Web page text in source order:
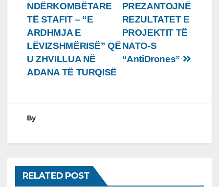
postimet
PREZANTOJNË
REZULTATET E
PROJEKTIT TË
NATO-S
“AntiDrones”
NDËRKOMBËTARE
TË STAFIT – “E
ARDHMJA E
LËVIZSHMËRISË” QË
U ZHVILLUA NË
ADANA TË TURQISË
By
RELATED POST